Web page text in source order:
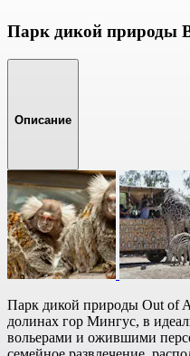
Парк дикой природы
Описание
Парк дикой природы Out of
долинах гор Мингус, в
вольерами и ожившими